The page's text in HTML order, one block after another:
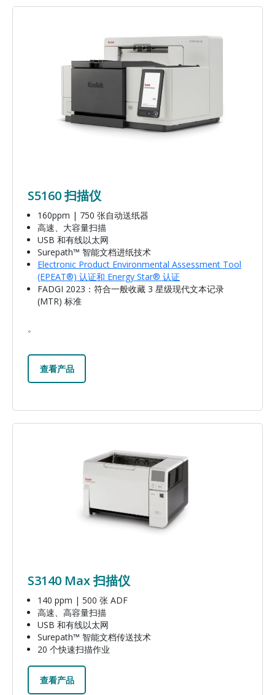
图像
S5160 扫描仪
160ppm | 750 张自动送纸器
高速、大容量扫描
USB 和有线以太网
Surepath™ 智能文档进纸技术
Electronic Product Environmental Assessment Tool
(EPEAT®) 认证和 Energy Star® 认证
FADGI 2023：符合一般收藏 3 星级现代文本记录
(MTR) 标准
。
查看产品
S3140 Max 扫描仪
140 ppm | 500 张 ADF
高速、高容量扫描
USB 和有线以太网
Surepath™ 智能文档传送技术
20 个快速扫描作业
查看产品